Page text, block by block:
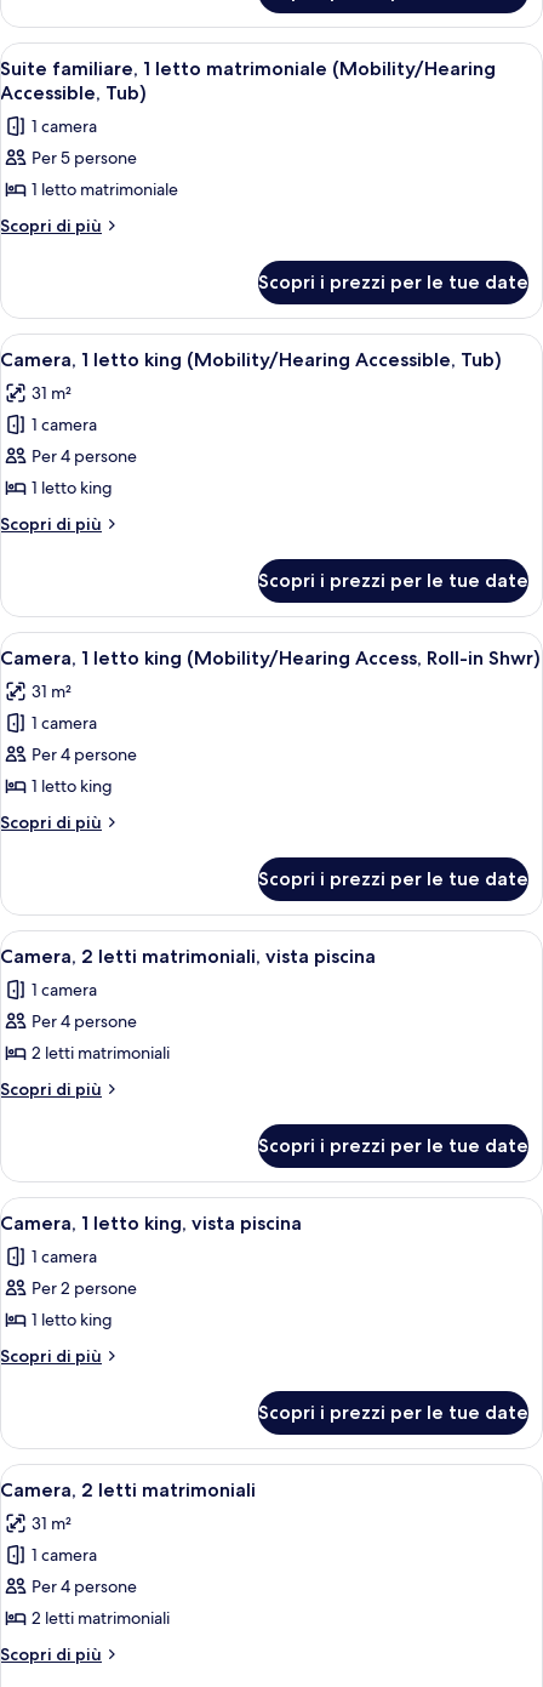
king
(Mobility/Hearing
Accessible,
Tub)
Executive,
letto
king
(Mobility/Hearing
Accessible,
Tub)
Apri
tutte
le
foto
per
Suite
familiare,
matrimoniale
(Mobility/Hearing
Accessible,
Tub)
Camera d'albergo con un letto
5
Suite familiare, 1 letto matrimoniale (Mobility/Hearing
Accessible, Tub)
1 camera
Per 5 persone
1 letto matrimoniale
Scopri di più
Altri
familiare,
letto
(Mobility/Hearing
Accessible,
Tub)
Scopri i prezzi per le tue date
Apri
tutte
le
foto
per
Camera,
1
letto
(Mobility/Hearing
Accessible,
Tub)
Camera d'albergo con un letto
4
Camera, 1 letto king (Mobility/Hearing Accessible, Tub)
31 m²
1 camera
Per 4 persone
1 letto king
Scopri di più
Altri
1
letto
king
Accessible,
Tub)
Scopri i prezzi per le tue date
Apri
tutte
le
foto
per
Camera,
1
letto
(Mobility/Hearing
Access,
Roll-
in
Shwr)
Camera d'albergo con un letto
4
Camera, 1 letto king (Mobility/Hearing Access, Roll-in Shwr)
31 m²
1 camera
Per 4 persone
1 letto king
Scopri di più
Altri
1
letto
king
Access,
Roll-
Shwr)
Scopri i prezzi per le tue date
Apri
tutte
le
foto
per
Camera,
matrimoniali,
vista
piscina
Una camera d'albergo con due letti,
5
Camera, 2 letti matrimoniali, vista piscina
1 camera
Per 4 persone
2 letti matrimoniali
Scopri di più
Altri
2
letti
matrimoniali,
piscina
Scopri i prezzi per le tue date
Apri
tutte
le
foto
per
Camera,
king,
vista
piscina
Camera d'albergo con un letto
5
Camera, 1 letto king, vista piscina
1 camera
Per 2 persone
1 letto king
Scopri di più
Altri
1
letto
king,
piscina
Scopri i prezzi per le tue date
Apri
tutte
le
foto
per
Camera,
2
letti
Una camera d'albergo con due letti,
6
Camera, 2 letti matrimoniali
31 m²
1 camera
Per 4 persone
2 letti matrimoniali
Scopri di più
Altri